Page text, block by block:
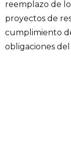
reemplazo de
proyectos de
cumplimiento
obligaciones